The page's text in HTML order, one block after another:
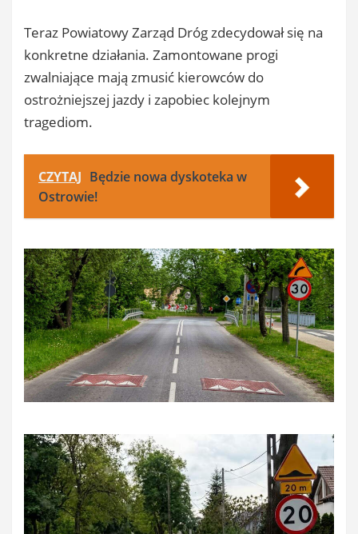
Teraz Powiatowy Zarząd Dróg zdecydował się na
konkretne działania. Zamontowane progi
zwalniające mają zmusić kierowców do
ostrożniejszej jazdy i zapobiec kolejnym
tragediom.
CZYTAJ Będzie nowa dyskoteka w
Ostrowie!